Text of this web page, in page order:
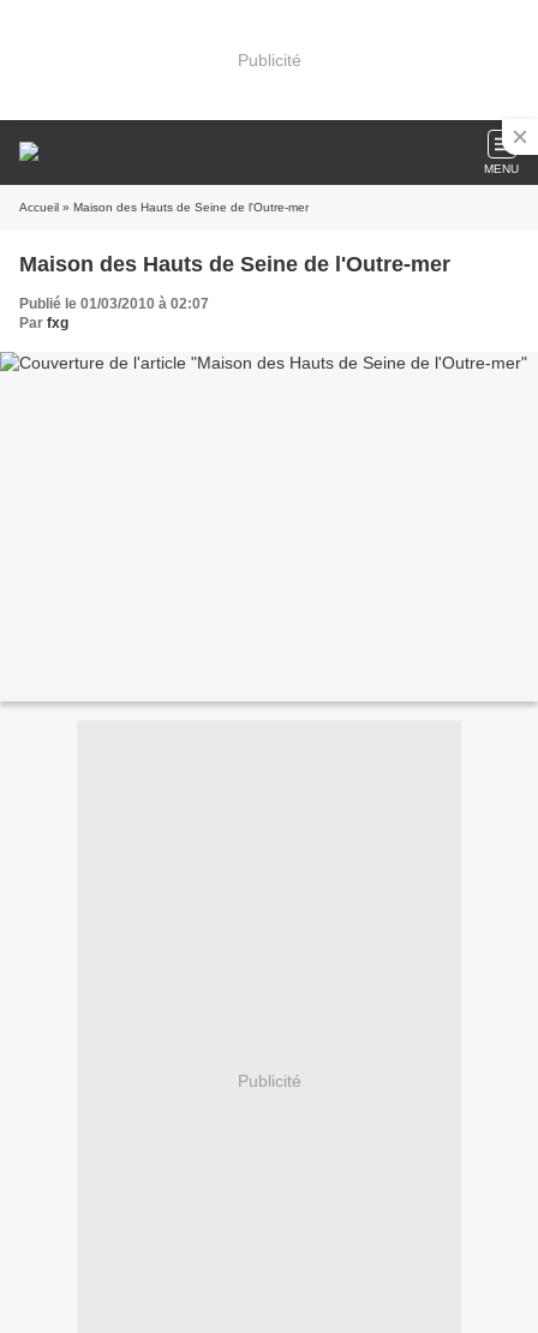
Publicité
MENU
Accueil » Maison des Hauts de Seine de l'Outre-mer
Maison des Hauts de Seine de l'Outre-mer
Publié le 01/03/2010 à 02:07
Par fxg
Publicité